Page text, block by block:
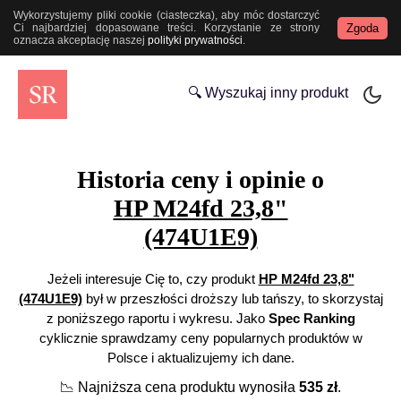
Wykorzystujemy pliki cookie (ciasteczka), aby móc dostarczyć
Ci najbardziej dopasowane treści. Korzystanie ze strony
oznacza akceptację naszej polityki prywatności.
Zgoda
🔍 Wyszukaj inny produkt
Historia ceny i opinie o
HP M24fd 23,8"
(474U1E9)
Jeżeli interesuje Cię to, czy produkt HP M24fd 23,8"
(474U1E9)był w przeszłości droższy lub tańszy, to skorzystaj
z poniższego raportu i wykresu. Jako Spec Ranking
cyklicznie sprawdzamy ceny popularnych produktów w
Polsce i aktualizujemy ich dane.
📉 Najniższa cena produktu wynosiła 535 zł.